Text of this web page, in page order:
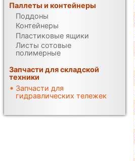
Паллеты и контейнеры
Поддоны
Контейнеры
Пластиковые ящики
Листы сотовые
полимерные
Запчасти для складской
техники
Запчасти для
гидравлических тележек